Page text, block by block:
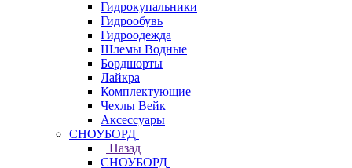
Гидрокупальники
Гидрообувь
Гидроодежда
Шлемы Водные
Бордшорты
Лайкра
Комплектующие
Чехлы Вейк
Аксессуары
СНОУБОРД
Назад
СНОУБОРД